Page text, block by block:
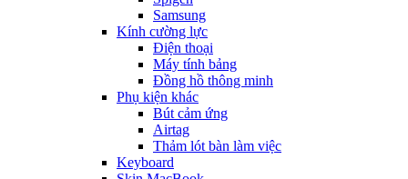
Samsung
Kính cường lực
Điện thoại
Máy tính bảng
Đồng hồ thông minh
Phụ kiện khác
Bút cảm ứng
Airtag
Thảm lót bàn làm việc
Keyboard